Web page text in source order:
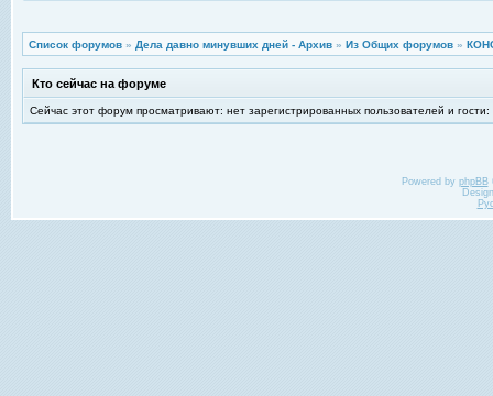
Список форумов » Дела давно минувших дней - Архив » Из Общих форумов »
Кто сейчас на форуме
Сейчас этот форум просматривают: нет зарегистрированных пользователей и гости:
Powered by phpBB